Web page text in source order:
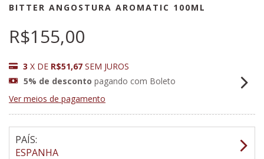
BITTER ANGOSTURA AROMATIC 100ML
R$155,00
3 X DE R$51,67 SEM JUROS
5% de desconto pagando com Boleto
Ver meios de pagamento
PAÍS:
ESPANHA